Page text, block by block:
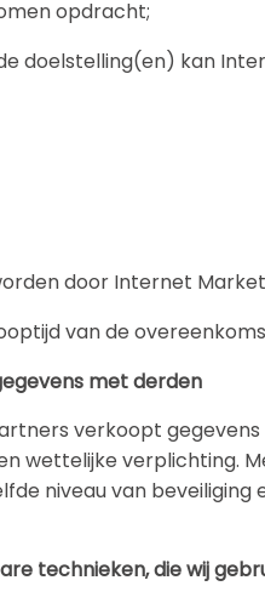
opdracht;
doelstelling(en) kan
door Internet
van de
met derden
verkoopt
wettelijke verplichting.
niveau van
technieken, die wij